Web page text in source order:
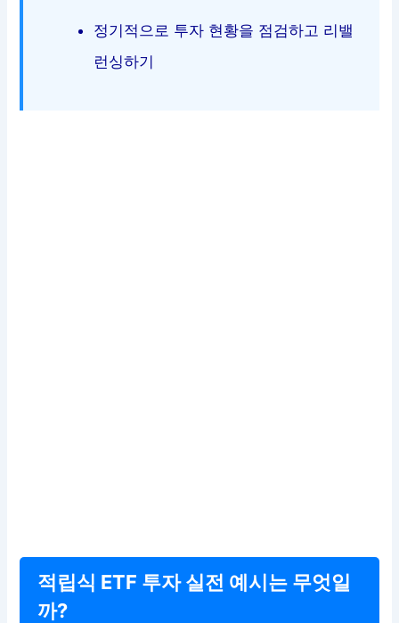
정기적으로 투자 현황을 점검하고 리밸
런싱하기
적립식 ETF 투자 실전 예시는 무엇일
까?